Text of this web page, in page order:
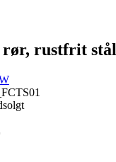
rør, rustfrit stål